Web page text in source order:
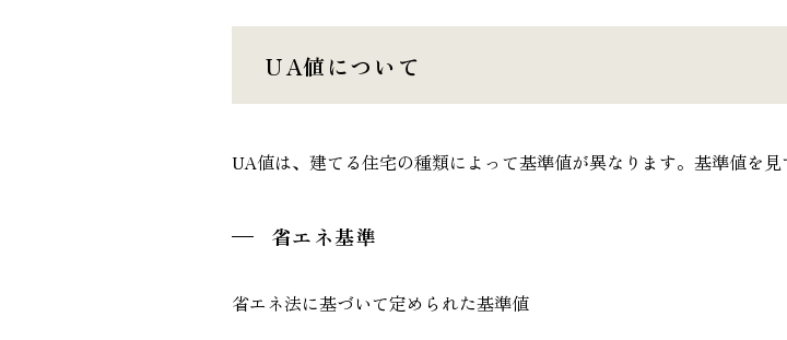
UA値について
UA値は、建てる住宅の種類によって基準値が異なります。基準値を見
省エネ基準
省エネ法に基づいて定められた基準値